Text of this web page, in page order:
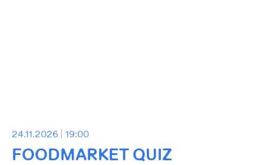
24.11.2026 19:00
FOODMARKET QUIZ